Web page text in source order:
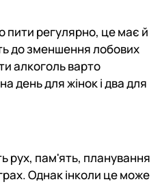
регулярно, це має й
до зменшення лобових
алкоголь варто
день для жінок і два для
рух, пам'ять, планування
Однак інколи це може